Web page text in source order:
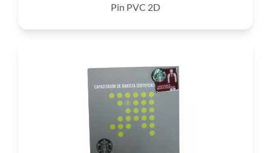
Pin PVC 2D